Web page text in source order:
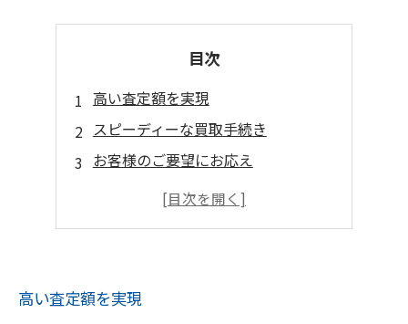
目次
高い査定額を実現
スピーディーな買取手続き
お客様のご要望にお応え
高い査定額を実現